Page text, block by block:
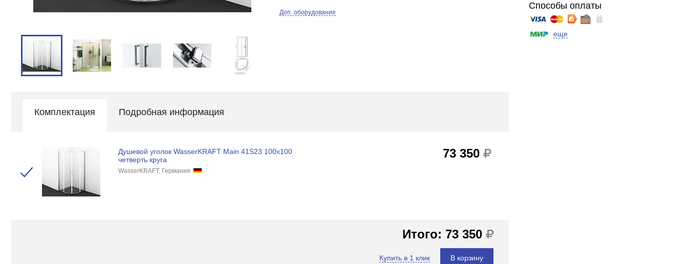
Доп. оборудование
Способы оплаты
еще
Комплектация Подробная информация
Душевой уголок WasserKRAFT Main 41S23 100x100
четверть круга
WasserKRAFT, Германия
73 350
Итого: 73 350
Купить в 1 клик В корзину